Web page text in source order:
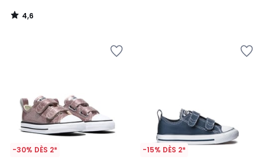
4,6
/
-30% DÈS 2* -15% DÈS 2*